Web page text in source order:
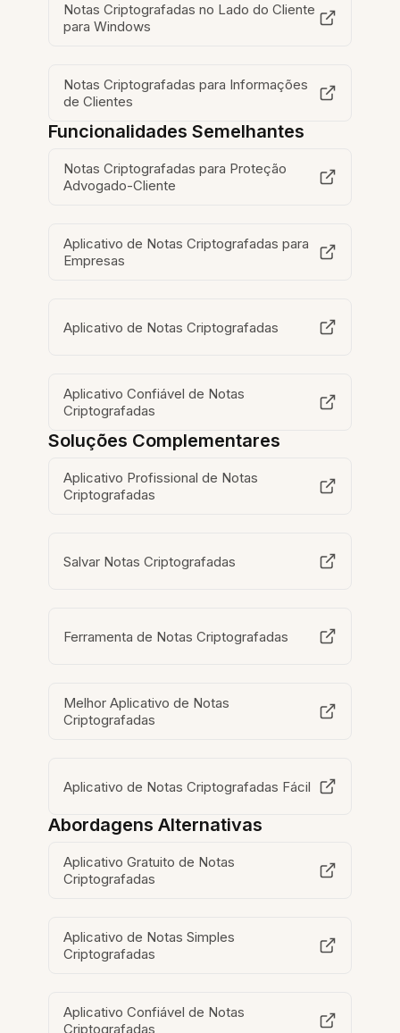
Notas Criptografadas no Lado do Cliente
para Windows
Notas Criptografadas para Informações
de Clientes
Funcionalidades Semelhantes
Notas Criptografadas para Proteção
Advogado-Cliente
Aplicativo de Notas Criptografadas para
Empresas
Aplicativo de Notas Criptografadas
Aplicativo Confiável de Notas
Criptografadas
Soluções Complementares
Aplicativo Profissional de Notas
Criptografadas
Salvar Notas Criptografadas
Ferramenta de Notas Criptografadas
Melhor Aplicativo de Notas
Criptografadas
Aplicativo de Notas Criptografadas Fácil
Abordagens Alternativas
Aplicativo Gratuito de Notas
Criptografadas
Aplicativo de Notas Simples
Criptografadas
Aplicativo Confiável de Notas
Criptografadas